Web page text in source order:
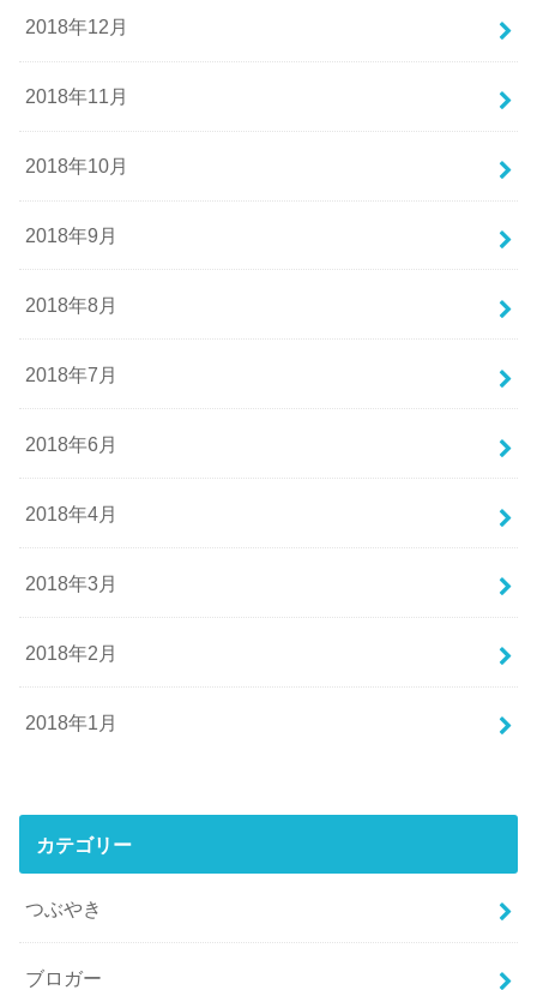
2018年12月
2018年11月
2018年10月
2018年9月
2018年8月
2018年7月
2018年6月
2018年4月
2018年3月
2018年2月
2018年1月
カテゴリー
つぶやき
ブロガー